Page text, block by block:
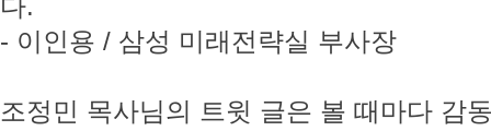
다.
- 이인용 / 삼성 미래전략실 부사장
조정민 목사님의 트윗 글은 볼 때마다 감